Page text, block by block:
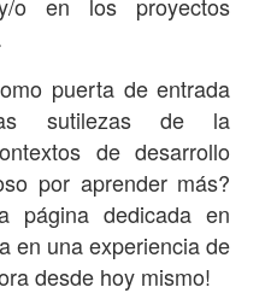
o en los proyectos
puerta de entrada
sutilezas de la
de desarrollo
por aprender más?
página dedicada en
en una experiencia de
desde hoy mismo!